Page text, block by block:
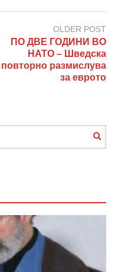
OLDER POST
ПО ДВЕ ГОДИНИ ВО
НАТО – Шведска
повторно размислува
за еврото